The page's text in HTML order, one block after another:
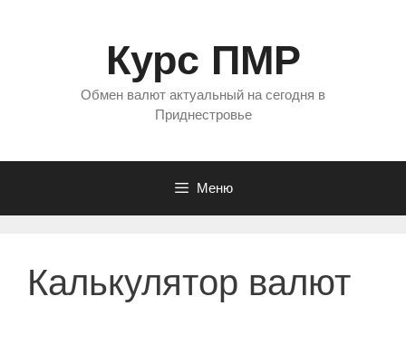
Курс ПМР
Обмен валют актуальный на сегодня в
Приднестровье
Меню
Калькулятор валют